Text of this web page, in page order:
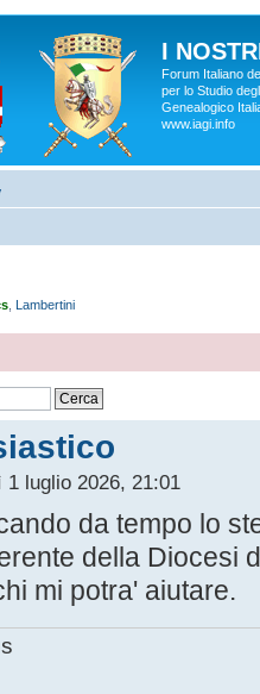
I
Forum Italiano
per lo Studio
Genealogico
www.iagi.info
Lambertini
1 luglio 2026, 21:01
da tempo lo
della Diocesi
mi potra' aiutare.